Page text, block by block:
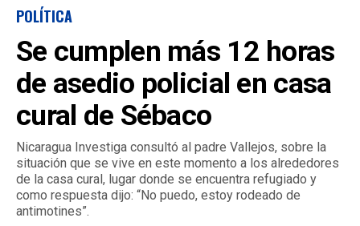
POLÍTICA
Se cumplen más 12 horas
de asedio policial en casa
cural de Sébaco
Nicaragua Investiga consultó al padre Vallejos, sobre la
situación que se vive en este momento a los alrededores
de la casa cural, lugar donde se encuentra refugiado y
como respuesta dijo: “No puedo, estoy rodeado de
antimotines”.